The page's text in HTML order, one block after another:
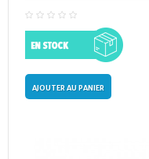
AJOUTER AU PANIER